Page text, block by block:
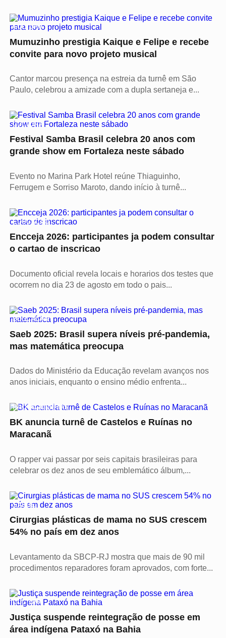
CULTURA
Mumuzinho prestigia Kaique e Felipe e recebe
convite para novo projeto musical
Cantor marcou presença na estreia da turnê em São
Paulo, celebrou a amizade com a dupla sertaneja e...
CULTURA
Festival Samba Brasil celebra 20 anos com
grande show em Fortaleza neste sábado
Evento no Marina Park Hotel reúne Thiaguinho,
Ferrugem e Sorriso Maroto, dando início à turnê...
EDUCAÇÃO
Encceja 2026: participantes ja podem consultar
o cartao de inscricao
Documento oficial revela locais e horarios dos testes que
ocorrem no dia 23 de agosto em todo o pais...
EDUCAÇÃO
Saeb 2025: Brasil supera níveis pré-pandemia,
mas matemática preocupa
Dados do Ministério da Educação revelam avanços nos
anos iniciais, enquanto o ensino médio enfrenta...
PROTAGONISTAS
BK anuncia turnê de Castelos e Ruínas no
Maracanã
O rapper vai passar por seis capitais brasileiras para
celebrar os dez anos de seu emblemático álbum,...
SAÚDE
Cirurgias plásticas de mama no SUS crescem
54% no país em dez anos
Levantamento da SBCP-RJ mostra que mais de 90 mil
procedimentos reparadores foram aprovados, com forte...
CULTURA
Justiça suspende reintegração de posse em
área indígena Pataxó na Bahia